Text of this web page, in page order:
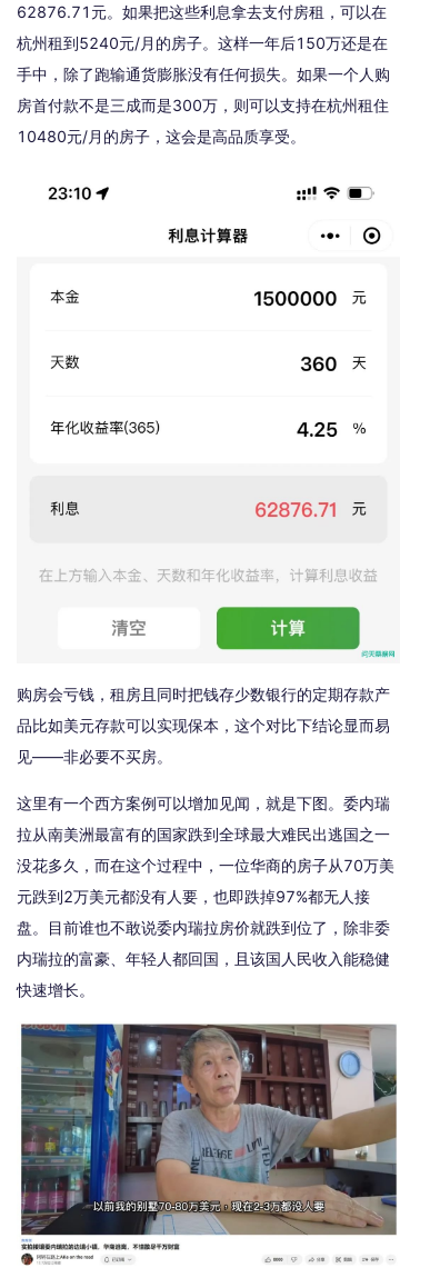
62876.71元。如果把这些利息拿去支付房租，可以在
杭州租到5240元/月的房子。这样一年后150万还是在
手中，除了跑输通货膨胀没有任何损失。如果一个人购
房首付款不是三成而是300万，则可以支持在杭州租住
10480元/月的房子，这会是高品质享受。
购房会亏钱，租房且同时把钱存少数银行的定期存款产
品比如美元存款可以实现保本，这个对比下结论显而易
见——非必要不买房。
这里有一个西方案例可以增加见闻，就是下图。委内瑞
拉从南美洲最富有的国家跌到全球最大难民出逃国之一
没花多久，而在这个过程中，一位华商的房子从70万美
元跌到2万美元都没有人要，也即跌掉97%都无人接
盘。目前谁也不敢说委内瑞拉房价就跌到位了，除非委
内瑞拉的富豪、年轻人都回国，且该国人民收入能稳健
快速增长。